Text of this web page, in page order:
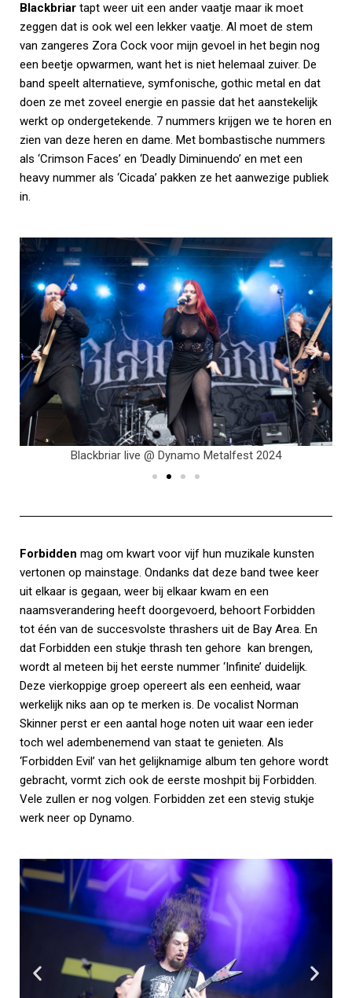
Blackbriar tapt weer uit een ander vaatje maar ik moet
zeggen dat is ook wel een lekker vaatje. Al moet de stem
van zangeres Zora Cock voor mijn gevoel in het begin nog
een beetje opwarmen, want het is niet helemaal zuiver. De
band speelt alternatieve, symfonische, gothic metal en dat
doen ze met zoveel energie en passie dat het aanstekelijk
werkt op ondergetekende. 7 nummers krijgen we te horen en
zien van deze heren en dame. Met bombastische nummers
als ‘Crimson Faces’ en ‘Deadly Diminuendo’ en met een
heavy nummer als ‘Cicada’ pakken ze het aanwezige publiek
in.
Blackbriar live @ Dynamo Metalfest 2024
Forbidden mag om kwart voor vijf hun muzikale kunsten
vertonen op mainstage. Ondanks dat deze band twee keer
uit elkaar is gegaan, weer bij elkaar kwam en een
naamsverandering heeft doorgevoerd, behoort Forbidden
tot één van de succesvolste thrashers uit de Bay Area. En
dat Forbidden een stukje thrash ten gehore kan brengen,
wordt al meteen bij het eerste nummer ‘Infinite’ duidelijk.
Deze vierkoppige groep opereert als een eenheid, waar
werkelijk niks aan op te merken is. De vocalist Norman
Skinner perst er een aantal hoge noten uit waar een ieder
toch wel adembenemend van staat te genieten. Als
‘Forbidden Evil’ van het gelijknamige album ten gehore wordt
gebracht, vormt zich ook de eerste moshpit bij Forbidden.
Vele zullen er nog volgen. Forbidden zet een stevig stukje
werk neer op Dynamo.